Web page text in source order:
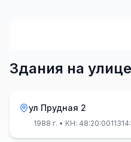
Здания на улице
ул Прудная 2
1988 г. • КН: